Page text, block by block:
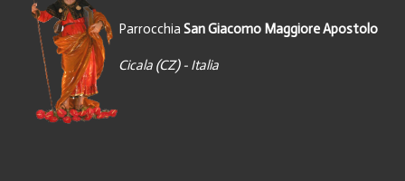
Parrocchia San Giacomo Maggiore Apostolo
Cicala (CZ) - Italia